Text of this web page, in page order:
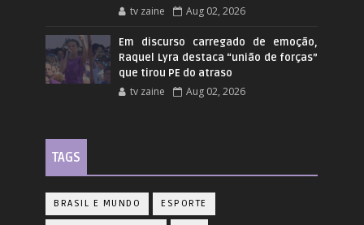
tv zaine Aug 02, 2026
Em discurso carregado de emoção,
Raquel Lyra destaca “união de forças”
que tirou PE do atraso
tv zaine Aug 02, 2026
TAGS
BRASIL E MUNDO ESPORTE